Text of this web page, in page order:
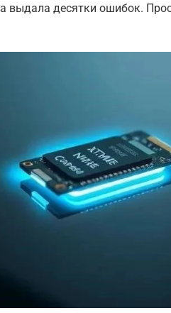
выдала десятки ошибок.